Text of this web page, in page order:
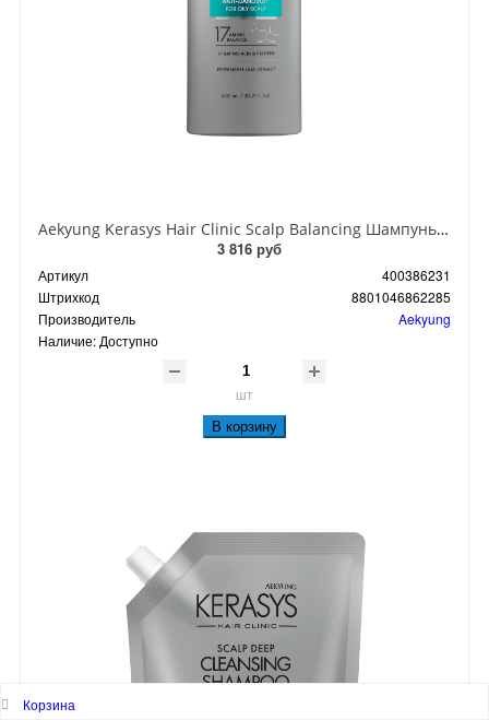
Aekyung Kerasys Hair Clinic Scalp Balancing Шампунь для волос уход за жирной кожей головы 600 мл
3 816 руб
Артикул
400386231
Штрихкод
8801046862285
Производитель
Aekyung
Наличие: Доступно
шт
В корзину
Корзина